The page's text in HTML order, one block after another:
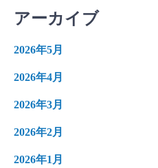
アーカイブ
2026年5月
2026年4月
2026年3月
2026年2月
2026年1月